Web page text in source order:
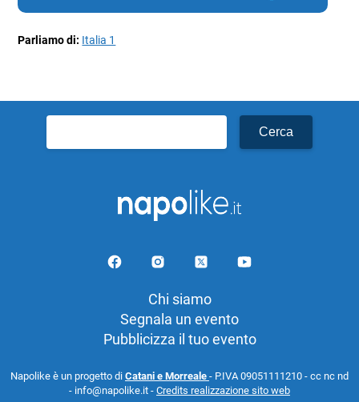
Parliamo di: Italia 1
per:
Chi siamo
Segnala un evento
Pubblicizza il tuo evento
Napolike è un progetto di Catani e Morreale - P.IVA 09051111210 - cc nc nd
- info@napolike.it - Credits realizzazione sito web